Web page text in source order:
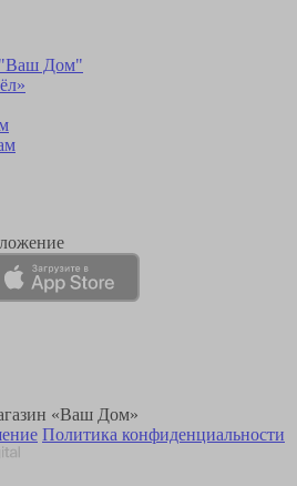
"Ваш Дом"
«Ваш Дом»
Политика конфиденциальности